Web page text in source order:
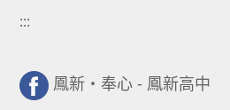
:::
鳳新・奉心 - 鳳新高中